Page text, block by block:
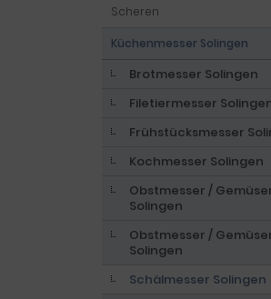
Scheren
Küchenmesser Solingen
Brotmesser Solingen
Filetiermesser
Frühstücksmesser
Kochmesser Solingen
Obstmesser /
Solingen
Obstmesser /
Solingen
Schälmesser Solingen